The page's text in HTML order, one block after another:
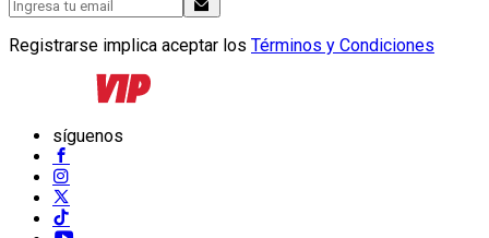
Registrarse implica aceptar los Términos y Condiciones
síguenos